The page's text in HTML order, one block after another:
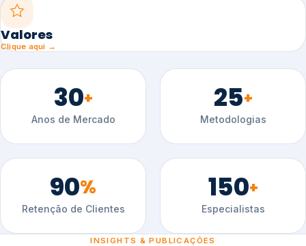
Valores
Clique aqui →
30+
Anos de Mercado
25+
Metodologias
90%
Retenção de Clientes
150+
Especialistas
INSIGHTS & PUBLICAÇÕES